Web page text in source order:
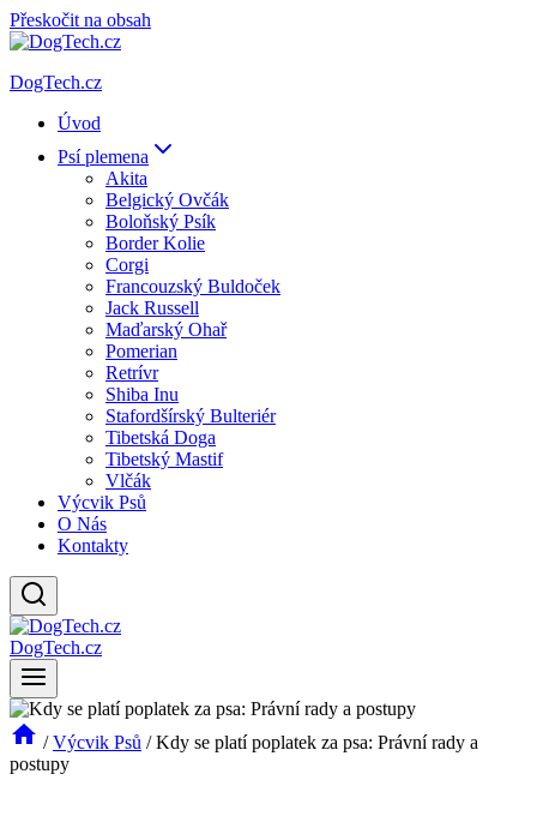
Přeskočit na obsah
DogTech.cz
Úvod
Psí plemena
Akita
Belgický Ovčák
Boloňský Psík
Border Kolie
Corgi
Francouzský Buldoček
Jack Russell
Maďarský Ohař
Pomerian
Retrívr
Shiba Inu
Stafordšírský Bulteriér
Tibetská Doga
Tibetský Mastif
Vlčák
Výcvik Psů
O Nás
Kontakty
DogTech.cz
/ Výcvik Psů / Kdy se platí poplatek za psa: Právní rady a
postupy